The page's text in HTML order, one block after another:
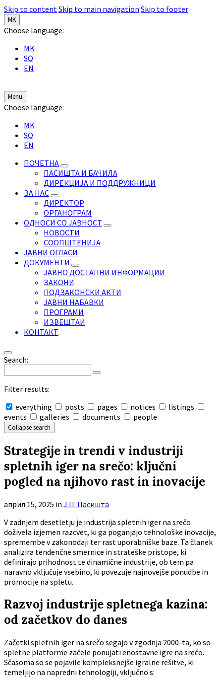
Skip to contentSkip to main navigation Skip to footer
MK
Choose language:
MK
SQ
EN
Menu
Choose language:
MK
SQ
EN
ПОЧЕТНА
ПАСИШТА И БАЧИЛА
ДИРЕКЦИЈА И ПОДДРУЖНИЦИ
ЗА НАС
ДИРЕКТОР
ОРГАНОГРАМ
ОДНОСИ СО ЈАВНОСТ
НОВОСТИ
СООПШТЕНИЈА
ЈАВНИ ОГЛАСИ
ДОКУМЕНТИ
ЈАВНО ДОСТАПНИ ИНФОРМАЦИИ
ЗАКОНИ
ПОДЗАКОНСКИ АКТИ
ЈАВНИ НАБАВКИ
ПРОГРАМИ
ИЗВЕШТАИ
КОНТАКТ
Search:
Filter results:
everything
posts pages notices
listings
events
galleries documents people
Collapse search
Strategije in trendi v industriji
spletnih iger na srečo: ključni
pogled na njihovo rast in inovacije
април 15, 2025 in Ј.П. Пасишта
V zadnjem desetletju je industrija spletnih iger na srečo
doživela izjemen razcvet, ki ga poganjajo tehnološke inovacije,
spremembe v zakonodaji ter rast uporabniške baze. Ta članek
analizira tendenčne smernice in strateške pristope, ki
definirajo prihodnost te dinamične industrije, ob tem pa
naravno vključuje vsebino, ki povezuje najnovejše ponudbe in
promocije na spletu.
Razvoj industrije spletnega kazina:
od začetkov do danes
Začetki spletnih iger na srečo segajo v zgodnja 2000-ta, ko so
spletne platforme začele ponujati enostavne igre na srečo.
Sčasoma so se pojavile kompleksnejše igralne rešitve, ki
temeljijo na napredni tehnologiji, vključno s: